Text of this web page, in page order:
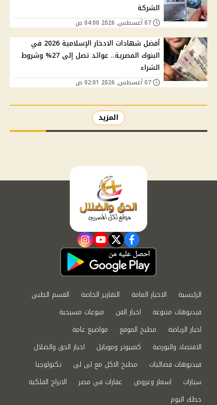
الشركة
أفضل شهادات الادخار الإسلامية 2026 في
البنوك المصرية.. عوائد تصل إلى 27% وشروط
الشراء
المزيد
facebook
twitter
youtube
instagram
الرئيسية الاخبار العامة التقارير الخاصة
القسم الطبي
فيديوهات متنوعة
اخبار الفن
منوعات مسيحية
اخبار الرياضة
مطبخ الموقع
مواضيع عامة
الاقتصاد والبورصة
كمبيوتر وموبايل
اخبار الحق والضلال
فيديوهات فضائيات
مطبخ الاكل مع لى لى
تكنولوجيا
سيارات
اسعار وعروض عقارات في مصر
الابراج الفلكية
حظك اليوم